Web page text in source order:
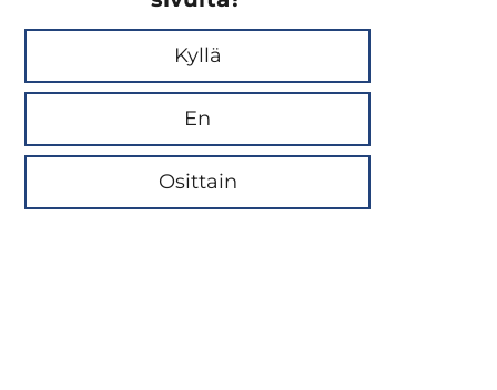
Kyllä
En
Osittain